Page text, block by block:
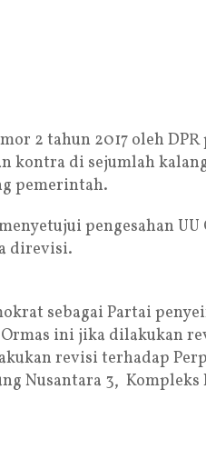
2 tahun 2017 oleh DPR
kontra di sejumlah
pemerintah.
pengesahan UU
direvisi.
sebagai Partai
ini jika dilakukan
revisi terhadap
Nusantara 3, Kompleks